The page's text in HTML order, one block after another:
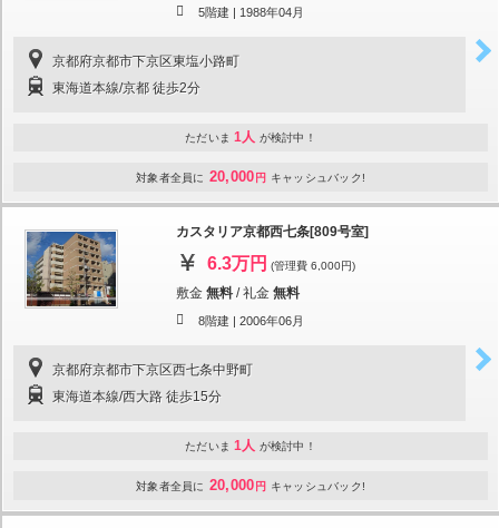
5階建 | 1988年04月
京都府京都市下京区東塩小路町
東海道本線/京都 徒歩2分
ただいま 1人 が検討中！
対象者全員に 20,000 円 キャッシュバック!
カスタリア京都西七条[809号室]
6.3万円 (管理費 6,000円)
敷金 無料 /礼金 無料
8階建 | 2006年06月
京都府京都市下京区西七条中野町
東海道本線/西大路 徒歩15分
ただいま 1人 が検討中！
対象者全員に 20,000 円 キャッシュバック!